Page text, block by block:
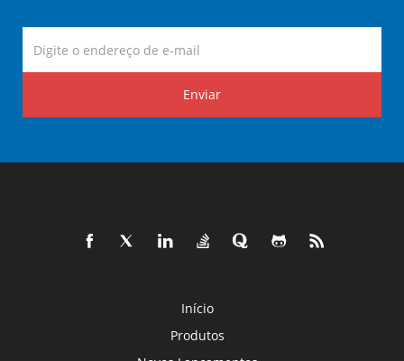
Enviar
Início
Produtos